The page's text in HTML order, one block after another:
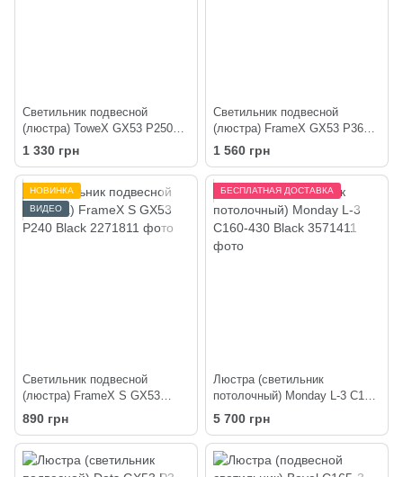
Светильник подвесной
(люстра) ToweX GX53 P250
White
1 330 грн
Светильник подвесной
(люстра) FrameX GX53 P360
Gold
1 560 грн
НОВИНКА
ВИДЕО
Светильник подвесной
(люстра) FrameX S GX53
P240 Black
890 грн
БЕСПЛАТНАЯ ДОСТАВКА
Люстра (светильник
потолочный) Monday L-3 C160-
430 Black
5 700 грн